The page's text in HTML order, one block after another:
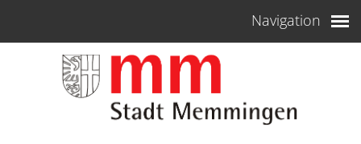
Navigation